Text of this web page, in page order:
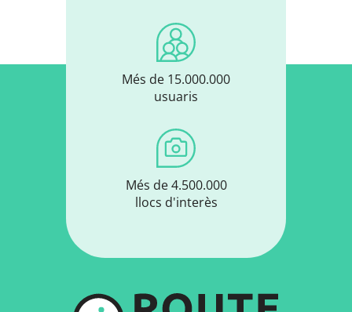
Més de 15.000.000
usuaris
Més de 4.500.000
llocs d'interès